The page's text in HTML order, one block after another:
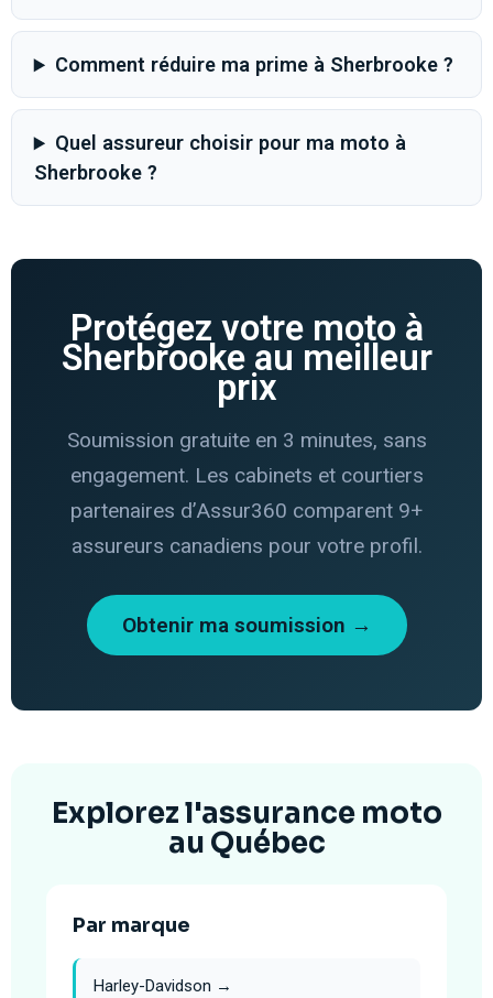
Comment réduire ma prime à Sherbrooke ?
Quel assureur choisir pour ma moto à
Sherbrooke ?
Protégez votre moto à
Sherbrooke au meilleur
prix
Soumission gratuite en 3 minutes, sans
engagement. Les cabinets et courtiers
partenaires d’Assur360 comparent 9+
assureurs canadiens pour votre profil.
Obtenir ma soumission →
Explorez l'assurance moto
au Québec
Par marque
Harley-Davidson →